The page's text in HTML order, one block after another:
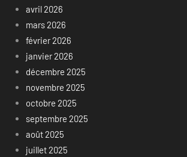
avril 2026
mars 2026
février 2026
janvier 2026
décembre 2025
novembre 2025
octobre 2025
septembre 2025
août 2025
juillet 2025